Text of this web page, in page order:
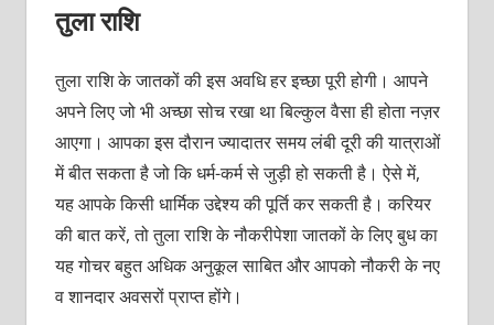
तुला राशि
तुला राशि के जातकों की इस अवधि हर इच्छा पूरी होगी। आपने
अपने लिए जो भी अच्छा सोच रखा था बिल्कुल वैसा ही होता नज़र
आएगा। आपका इस दौरान ज्यादातर समय लंबी दूरी की यात्राओं
में बीत सकता है जो कि धर्म-कर्म से जुड़ी हो सकती है। ऐसे में,
यह आपके किसी धार्मिक उद्देश्य की पूर्ति कर सकती है। करियर
की बात करें, तो तुला राशि के नौकरीपेशा जातकों के लिए बुध का
यह गोचर बहुत अधिक अनुकूल साबित और आपको नौकरी के नए
व शानदार अवसरों प्राप्त होंगे।